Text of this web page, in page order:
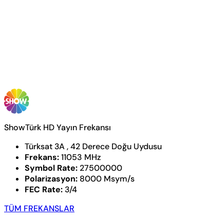
ShowTürk HD Yayın Frekansı
Türksat 3A , 42 Derece Doğu Uydusu
Frekans:11053 MHz
Symbol Rate: 27500000
Polarizasyon: 8000 Msym/s
FEC Rate: 3/4
TÜM FREKANSLAR